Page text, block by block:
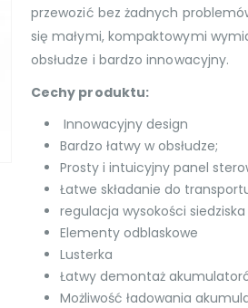
przewozić bez żadnych
się małymi, kompaktowymi
obsłudze i bardzo innowacyjny.
Cechy produktu:
Innowacyjny design
Bardzo łatwy w obsłudze;
Prosty i intuicyjny panel
Łatwe składanie do
regulacja wysokości siedziska
Elementy odblaskowe
Lusterka
Łatwy demontaż
Możliwość ładowania